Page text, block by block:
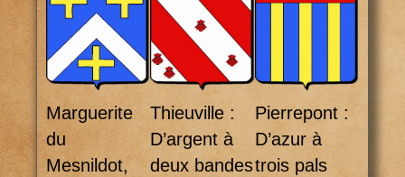
Marguerite
du
Mesnildot,
Thieuville :
D’argent à
deux bandes
Pierrepont :
D’azur à
trois pals